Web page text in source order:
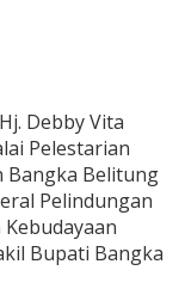
Debby Vita
Pelestarian
Bangka Belitung
Pelindungan
Bupati Bangka